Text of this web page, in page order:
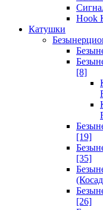
Hook
Катушки
[8]
[19]
[35]
[26]